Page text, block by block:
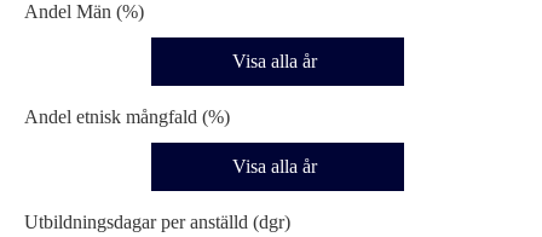
Andel Män (%)
Visa alla år
Andel etnisk mångfald (%)
Visa alla år
Utbildningsdagar per anställd (dgr)